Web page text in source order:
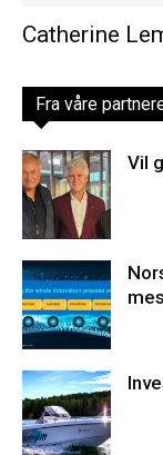
Catherine
Fra våre
Vil